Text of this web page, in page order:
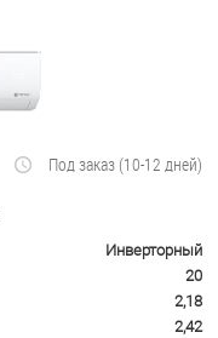
Под заказ (10-12 дней)
Инверторный
20
2,18
2,42